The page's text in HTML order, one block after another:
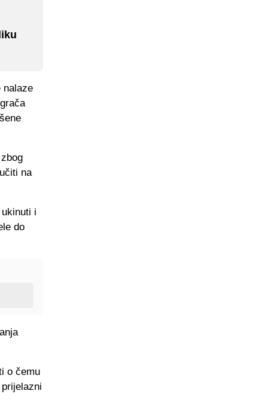
nalaze
na
i
do
o čemu